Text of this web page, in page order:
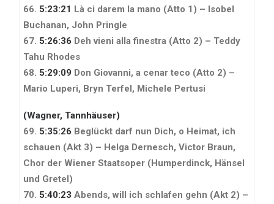
66. 5:23:21 Là ci darem la mano (Atto 1) – Isobel
Buchanan, John Pringle
67. 5:26:36 Deh vieni alla finestra (Atto 2) – Teddy
Tahu Rhodes
68. 5:29:09 Don Giovanni, a cenar teco (Atto 2) –
Mario Luperi, Bryn Terfel, Michele Pertusi
(Wagner, Tannhäuser)
69. 5:35:26 Beglückt darf nun Dich, o Heimat, ich
schauen (Akt 3) – Helga Dernesch, Victor Braun,
Chor der Wiener Staatsoper (Humperdinck, Hänsel
und Gretel)
70. 5:40:23 Abends, will ich schlafen gehn (Akt 2) –